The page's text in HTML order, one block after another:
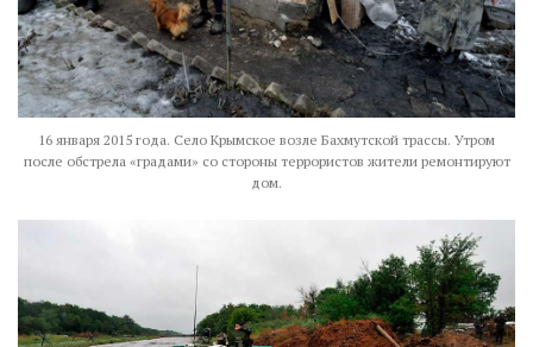
16 января 2015 года. Село Крымское возле Бахмутской трассы. Утром
после обстрела «градами» со стороны террористов жители ремонтируют
дом.